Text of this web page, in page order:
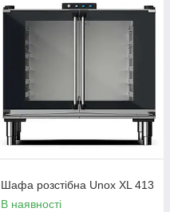
Шафа розстібна Unox XL 413
В наявності